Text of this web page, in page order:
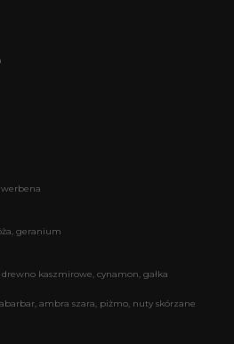
geranium
drewno kaszmirowe, cynamon, gałka
ambra szara, piżmo, nuty skórzane